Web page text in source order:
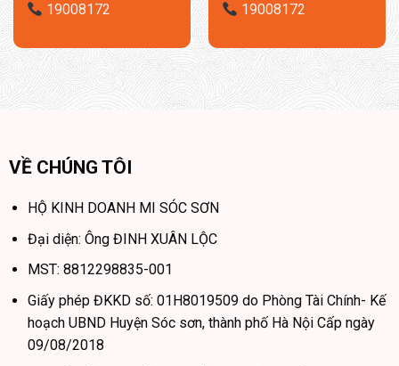
19008172
19008172
VỀ CHÚNG TÔI
HỘ KINH DOANH MI SÓC SƠN
Đại diện: Ông ĐINH XUÂN LỘC
MST: 8812298835-001
Giấy phép ĐKKD số: 01H8019509 do Phòng Tài Chính- Kế
hoạch UBND Huyện Sóc sơn, thành phố Hà Nội Cấp ngày
09/08/2018